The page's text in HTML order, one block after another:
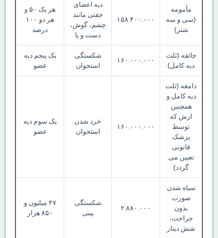
مأمومه
(سی و سه
شتر)
۱۵۸.۴۰۰.۰۰۰
دیه اعضای
جفتی مانند
چشم، گوش،
دست و پا
هر یک ۵۰ و
هر دو ۱۰۰
درصد
جائفه (ثلث
دیه کامل)
۱۶۰.۰۰۰.۰۰۰
شکستگی
استخوان
یک پنجم دیه
عضو
دامغه (ثلت
دیه کامل و
همچنین
ارش که
توسط
پزشک
قانونی
تعیین می
گردد)
۱۶۰.۰۰۰.۰۰۰
خرد شدن
استخوان
یک سوم دیه
عضو
سیاه شدن
صورت
بدون
جراحت،
شش دینار
۲.۸۸۰.۰۰۰
شکستگی
بینی
۴۷ میلیون و
۸۵۰ هزار